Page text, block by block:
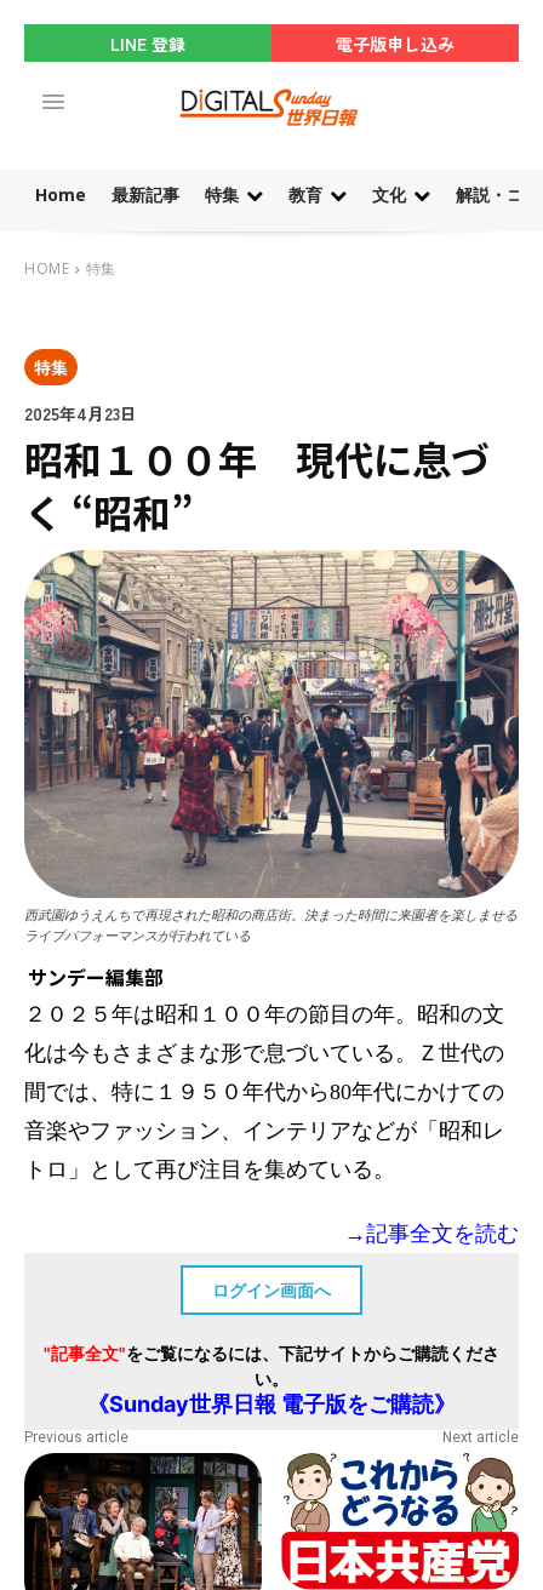
LINE 登録 電子版申し込み
Home 最新記事 特集 教育 文化 解説・コ
HOME 特集
特集
2025年4月23日
昭和１００年 現代に息づ
く “昭和”
西武園ゆうえんちで再現された昭和の商店街。決まった時間に来園者を楽しませる
ライブパフォーマンスが行われている
サンデー編集部
２０２５年は昭和１００年の節目の年。昭和の文
化は今もさまざまな形で息づいている。Ｚ世代の
間では、特に１９５０年代から80年代にかけての
音楽やファッション、インテリアなどが「昭和レ
トロ」として再び注目を集めている。
→記事全文を読む
ログイン画面へ
"記事全文"をご覧になるには、下記サイトからご購読くださ
い。
《Sunday世界日報 電子版をご購読》
Previous article Next article